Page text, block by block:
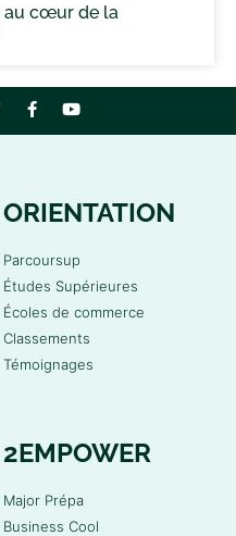
au cœur de la
ORIENTATION
Parcoursup
Études Supérieures
Écoles de commerce
Classements
Témoignages
2EMPOWER
Major Prépa
Business Cool